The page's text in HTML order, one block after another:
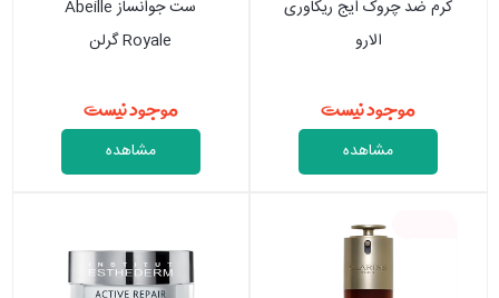
کرم ضد چروک ایج ریکاوری
الارو
موجود نیست
مشاهده
ست جوانساز Abeille
Royale گرلن
موجود نیست
مشاهده